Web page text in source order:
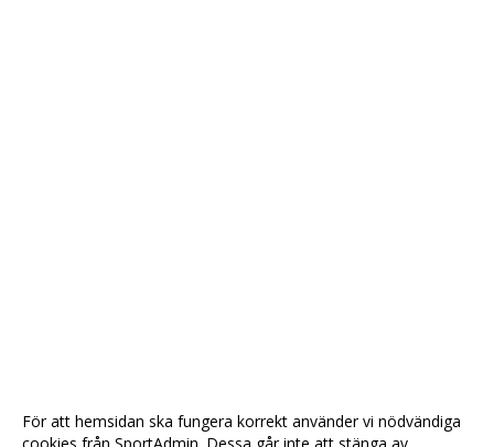
För att hemsidan ska fungera korrekt använder vi nödvändiga